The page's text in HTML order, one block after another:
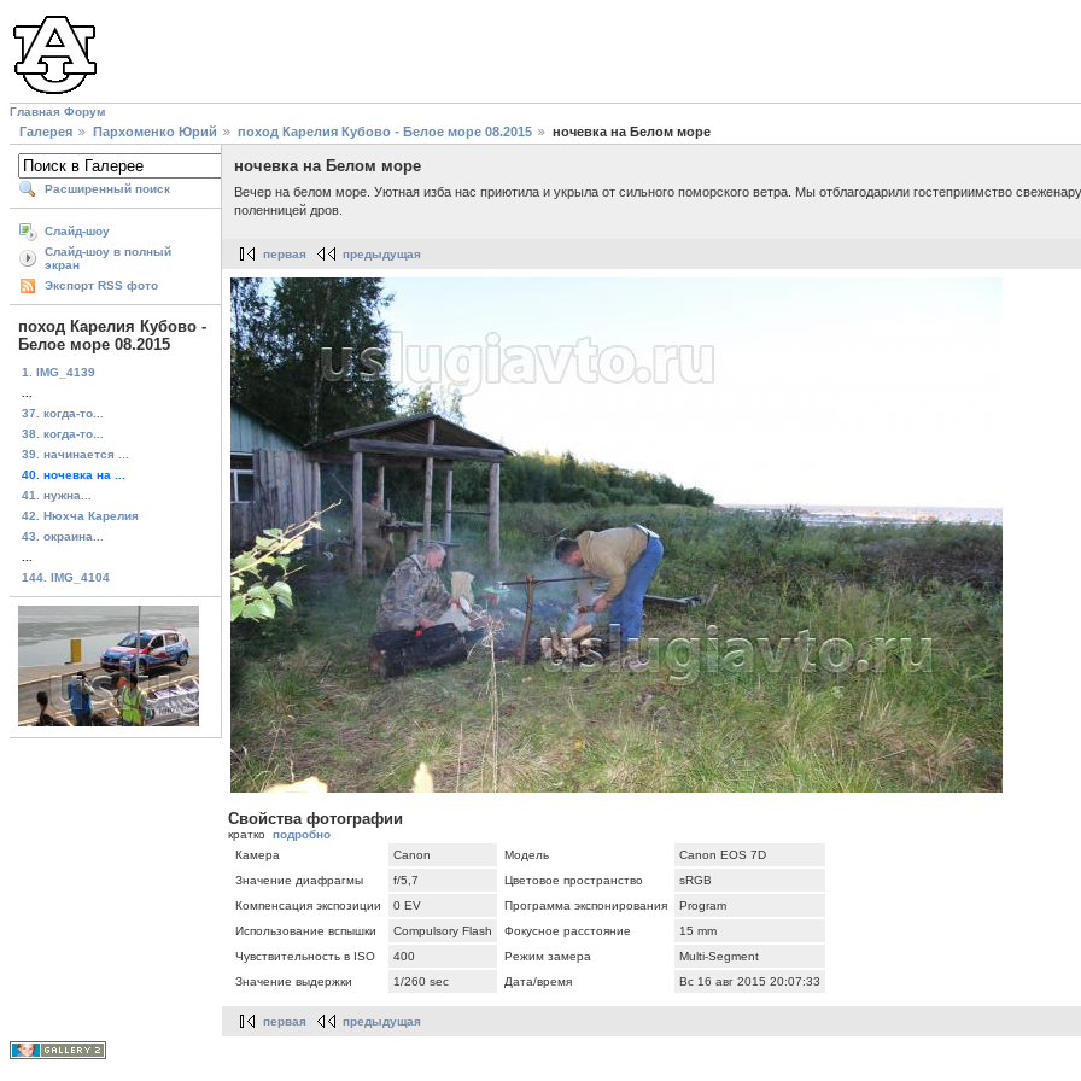
Главная Форум
Галерея Пархоменко Юрий поход Карелия Кубово - Белое море 08.2015 ночевка на Белом море
Расширенный поиск
Слайд-шоу
Слайд-шоу в полный
экран
Экспорт RSS фото
поход Карелия Кубово -
Белое море 08.2015
1. IMG_4139
37. когда-то...
38. когда-то...
39. начинается ...
40. ночевка на ...
41. нужна...
42. Нюхча Карелия
43. окраина...
144. IMG_4104
ночевка на Белом море
Вечер на белом море. Уютная изба нас приютила и укрыла от сильного поморского ветра. Мы отблагодарили гостеприимство
поленницей дров.
первая предыдущая
Свойства фотографии
кратко подробно
Камера
Canon Модель
Canon EOS 7D
Значение диафрагмы
f/5,7 Цветовое пространство
sRGB
Компенсация экспозиции
0 EV Программа экспонирования
Program
Использование вспышки
Compulsory Flash Фокусное расстояние
15 mm
Чувствительность в ISO
400 Режим замера
Multi-Segment
Значение выдержки
1/260 sec Дата/время Вс 16 авг 2015 20:07:33
первая предыдущая